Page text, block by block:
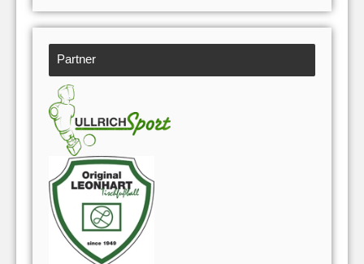
Partner